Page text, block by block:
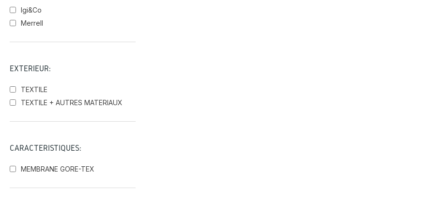
Igi&Co
Merrell
EXTÉRIEUR:
TEXTILE
TEXTILE + AUTRES MATERIAUX
CARACTÉRISTIQUES:
MEMBRANE GORE-TEX